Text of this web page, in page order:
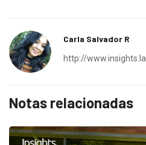
Carla Salvador R
http://www.insights.la
Notas relacionadas